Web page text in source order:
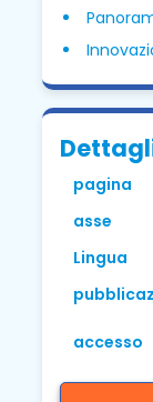
pagina
asse
Lingua
accesso